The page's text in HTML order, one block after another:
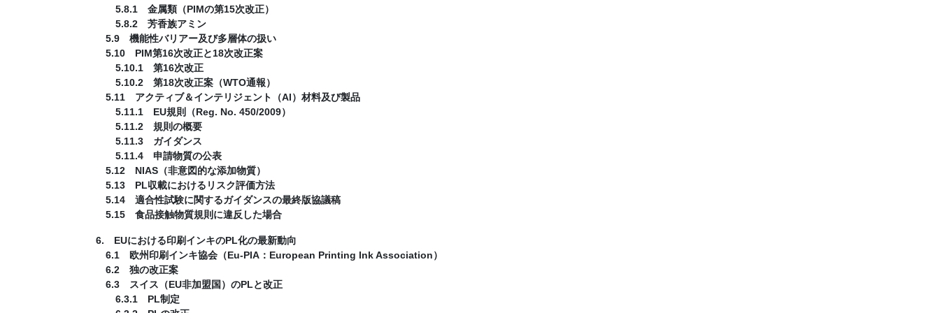
5.8.1 金属類（PIMの第15次改正）
5.8.2 芳香族アミン
5.9 機能性バリアー及び多層体の扱い
5.10 PIM第16次改正と18次改正案
5.10.1 第16次改正
5.10.2 第18次改正案（WTO通報）
5.11 アクティブ＆インテリジェント（AI）材料及び製品
5.11.1 EU規則（Reg. No. 450/2009）
5.11.2 規則の概要
5.11.3 ガイダンス
5.11.4 申請物質の公表
5.12 NIAS（非意図的な添加物質）
5.13 PL収載におけるリスク評価方法
5.14 適合性試験に関するガイダンスの最終版協議稿
5.15 食品接触物質規則に違反した場合
6. EUにおける印刷インキのPL化の最新動向
6.1 欧州印刷インキ協会（Eu-PIA：European Printing Ink Association）
6.2 独の改正案
6.3 スイス（EU非加盟国）のPLと改正
6.3.1 PL制定